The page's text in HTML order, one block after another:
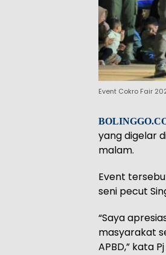
Event Cokro Fair
yang digelar
malam.
Event
seni pecut
“Saya
masyarakat
APBD,” kata